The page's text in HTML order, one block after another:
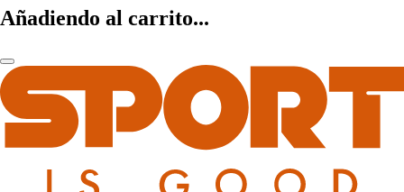
Añadiendo al carrito...